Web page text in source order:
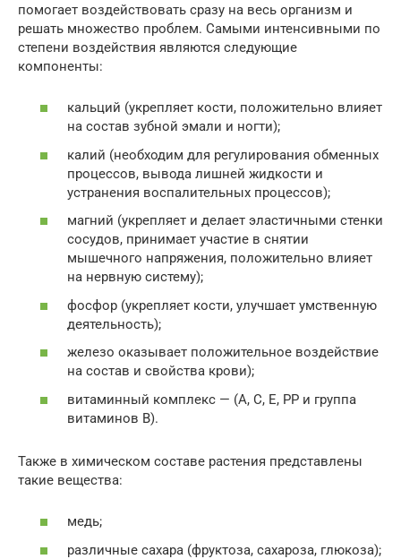
помогает воздействовать сразу на весь организм и
решать множество проблем. Самыми интенсивными по
степени воздействия являются следующие
компоненты:
кальций (укрепляет кости, положительно влияет
на состав зубной эмали и ногти);
калий (необходим для регулирования обменных
процессов, вывода лишней жидкости и
устранения воспалительных процессов);
магний (укрепляет и делает эластичными стенки
сосудов, принимает участие в снятии
мышечного напряжения, положительно влияет
на нервную систему);
фосфор (укрепляет кости, улучшает умственную
деятельность);
железо оказывает положительное воздействие
на состав и свойства крови);
витаминный комплекс — (A, C, E, PP и группа
витаминов В).
Также в химическом составе растения представлены
такие вещества:
медь;
различные сахара (фруктоза, сахароза, глюкоза);